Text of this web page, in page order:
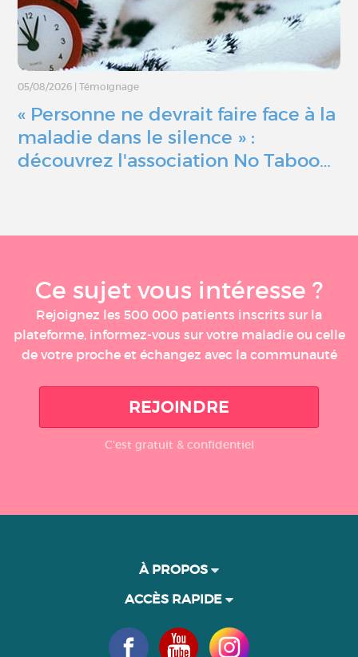
05/08/2026 Témoignage
« Personne ne devrait faire face à la
maladie dans le silence » :
découvrez l'association No Taboo…
Ce sujet vous intéresse ?
Rejoignez les 500 000 patients inscrits sur la
plateforme, informez-vous sur votre maladie ou celle
de votre proche et échangez avec la communauté
REJOINDRE
C'est gratuit & confidentiel
À PROPOS
ACCÈS RAPIDE